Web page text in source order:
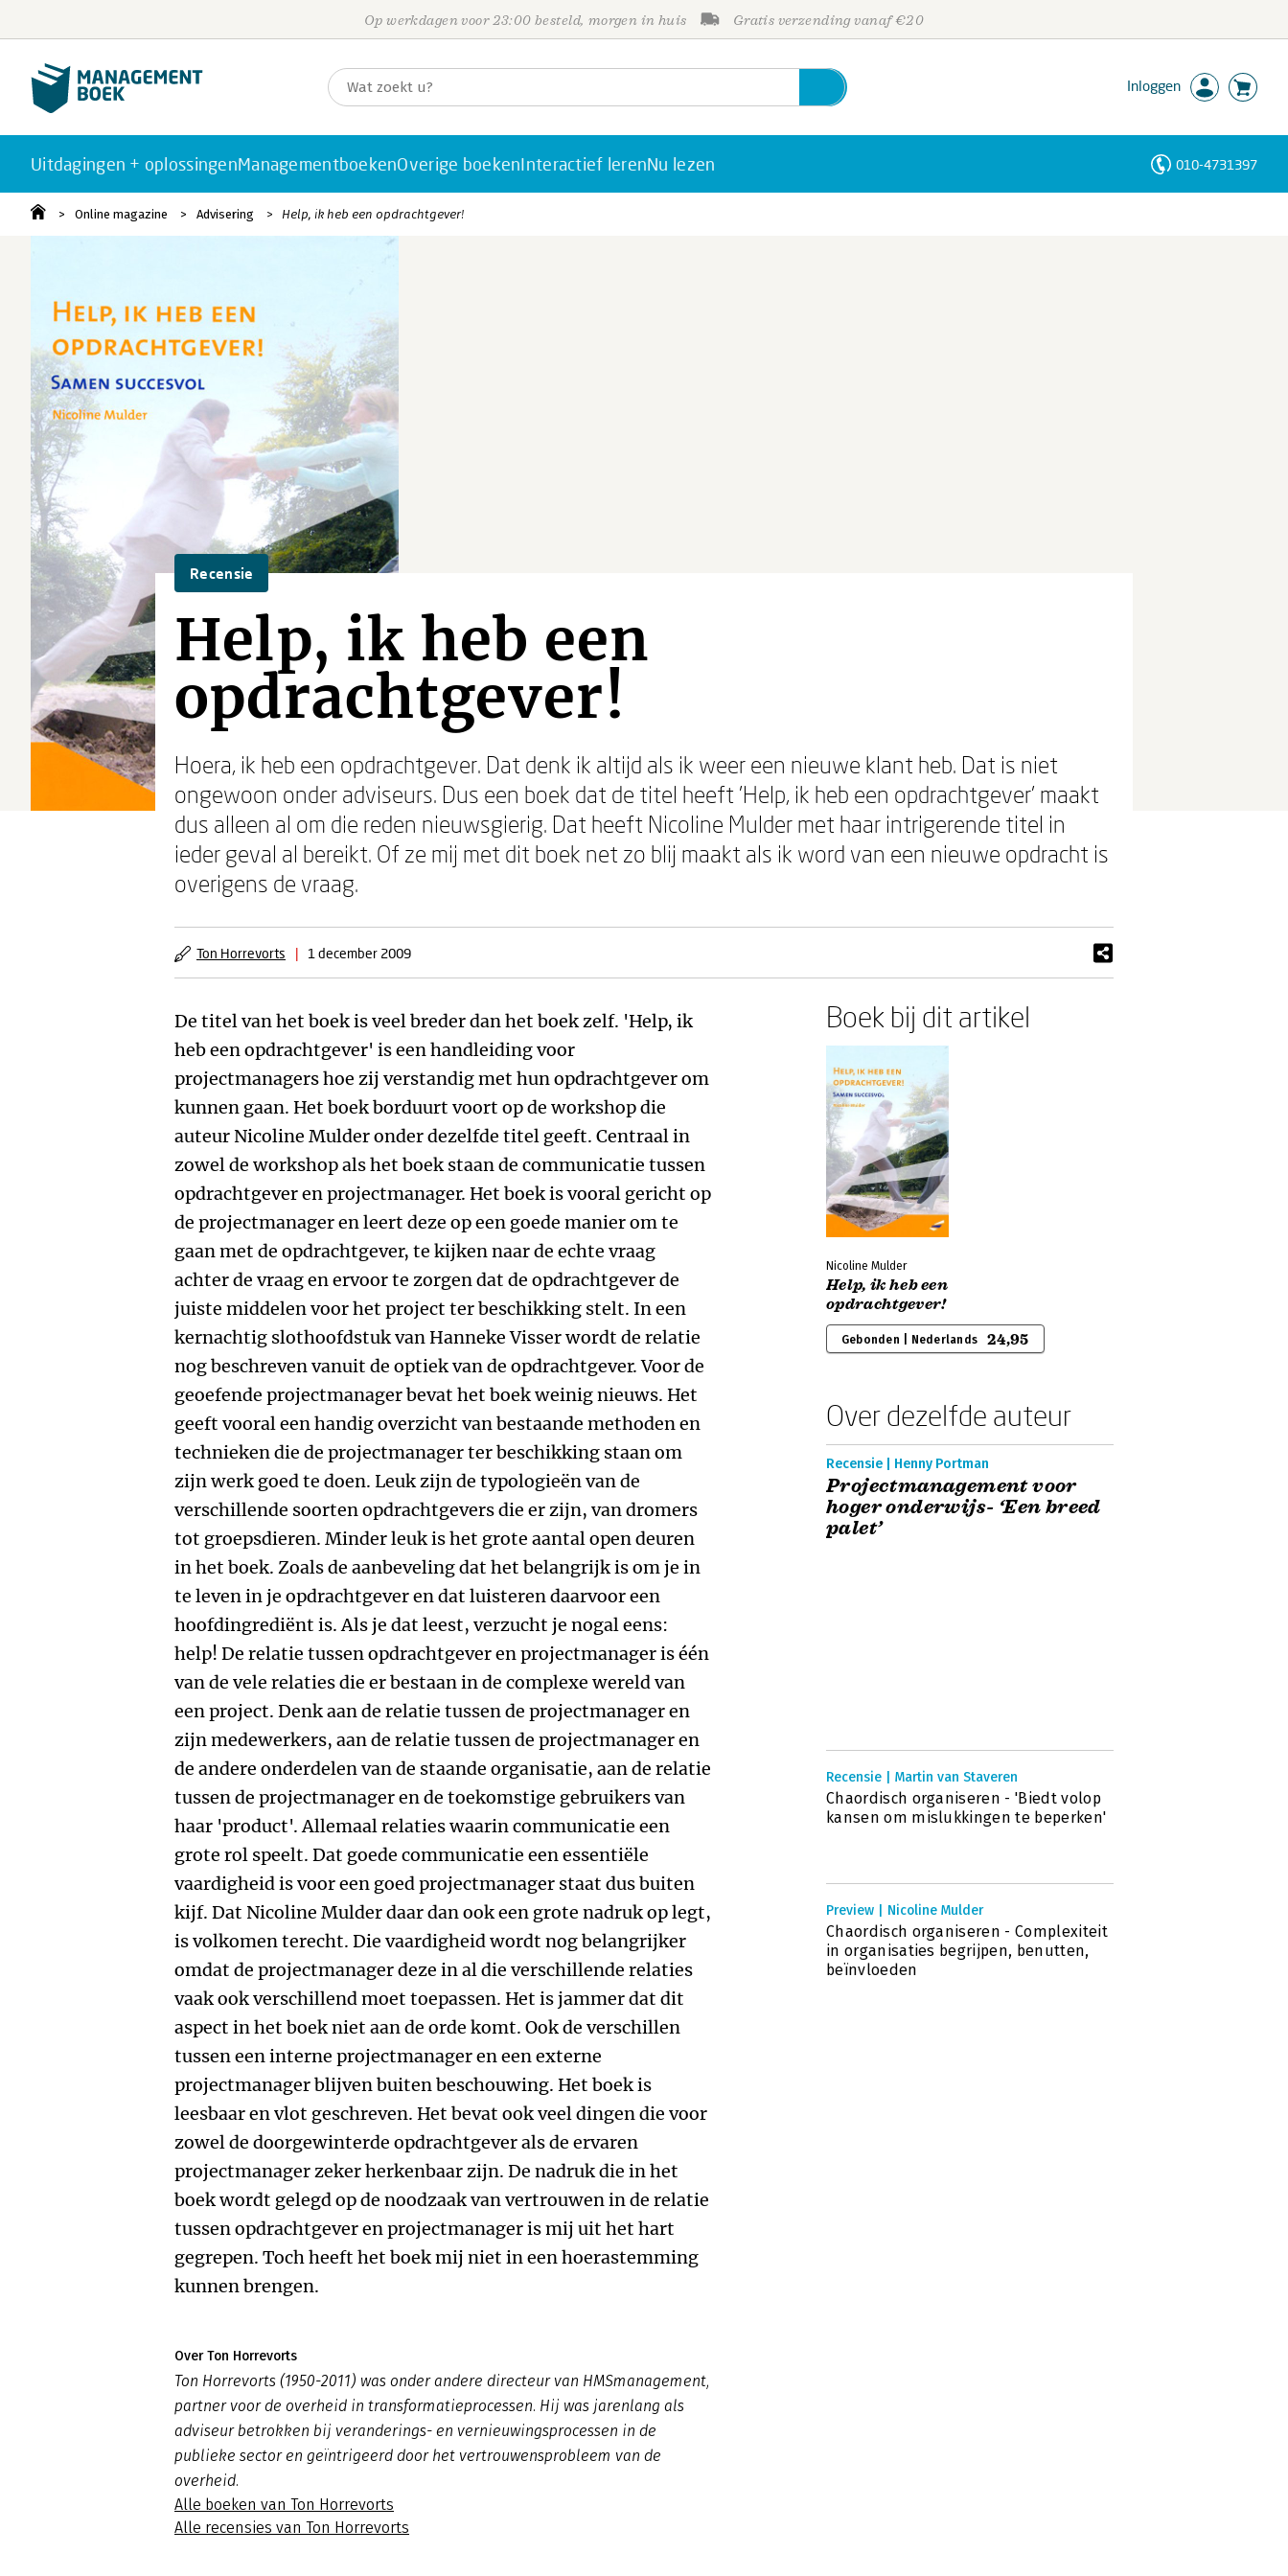
Op werkdagen voor 23:00 besteld, morgen in huis Gratis verzending vanaf €20
Inloggen
Uitdagingen + oplossingenManagementboekenOverige boekenInteractief lerenNu lezen 010-4731397
Online magazine Advisering Help, ik heb een opdrachtgever!
Recensie
Help, ik heb een
opdrachtgever!
Hoera, ik heb een opdrachtgever. Dat denk ik altijd als ik weer een nieuwe klant heb. Dat is niet
ongewoon onder adviseurs. Dus een boek dat de titel heeft 'Help, ik heb een opdrachtgever' maakt
dus alleen al om die reden nieuwsgierig. Dat heeft Nicoline Mulder met haar intrigerende titel in
ieder geval al bereikt. Of ze mij met dit boek net zo blij maakt als ik word van een nieuwe opdracht is
overigens de vraag.
Ton Horrevorts | 1 december 2009
De titel van het boek is veel breder dan het boek zelf. 'Help, ik
heb een opdrachtgever' is een handleiding voor
projectmanagers hoe zij verstandig met hun opdrachtgever om
kunnen gaan. Het boek borduurt voort op de workshop die
auteur Nicoline Mulder onder dezelfde titel geeft. Centraal in
zowel de workshop als het boek staan de communicatie tussen
opdrachtgever en projectmanager. Het boek is vooral gericht op
de projectmanager en leert deze op een goede manier om te
gaan met de opdrachtgever, te kijken naar de echte vraag
achter de vraag en ervoor te zorgen dat de opdrachtgever de
juiste middelen voor het project ter beschikking stelt. In een
kernachtig slothoofdstuk van Hanneke Visser wordt de relatie
nog beschreven vanuit de optiek van de opdrachtgever. Voor de
geoefende projectmanager bevat het boek weinig nieuws. Het
geeft vooral een handig overzicht van bestaande methoden en
technieken die de projectmanager ter beschikking staan om
zijn werk goed te doen. Leuk zijn de typologieën van de
verschillende soorten opdrachtgevers die er zijn, van dromers
tot groepsdieren. Minder leuk is het grote aantal open deuren
in het boek. Zoals de aanbeveling dat het belangrijk is om je in
te leven in je opdrachtgever en dat luisteren daarvoor een
hoofdingrediënt is. Als je dat leest, verzucht je nogal eens:
help! De relatie tussen opdrachtgever en projectmanager is één
van de vele relaties die er bestaan in de complexe wereld van
een project. Denk aan de relatie tussen de projectmanager en
zijn medewerkers, aan de relatie tussen de projectmanager en
de andere onderdelen van de staande organisatie, aan de relatie
tussen de projectmanager en de toekomstige gebruikers van
haar 'product'. Allemaal relaties waarin communicatie een
grote rol speelt. Dat goede communicatie een essentiële
vaardigheid is voor een goed projectmanager staat dus buiten
kijf. Dat Nicoline Mulder daar dan ook een grote nadruk op legt,
is volkomen terecht. Die vaardigheid wordt nog belangrijker
omdat de projectmanager deze in al die verschillende relaties
vaak ook verschillend moet toepassen. Het is jammer dat dit
aspect in het boek niet aan de orde komt. Ook de verschillen
tussen een interne projectmanager en een externe
projectmanager blijven buiten beschouwing. Het boek is
leesbaar en vlot geschreven. Het bevat ook veel dingen die voor
zowel de doorgewinterde opdrachtgever als de ervaren
projectmanager zeker herkenbaar zijn. De nadruk die in het
boek wordt gelegd op de noodzaak van vertrouwen in de relatie
tussen opdrachtgever en projectmanager is mij uit het hart
gegrepen. Toch heeft het boek mij niet in een hoerastemming
kunnen brengen.
Over Ton Horrevorts
Ton Horrevorts (1950-2011) was onder andere directeur van HMSmanagement,
partner voor de overheid in transformatieprocessen. Hij was jarenlang als
adviseur betrokken bij veranderings- en vernieuwingsprocessen in de
publieke sector en geïntrigeerd door het vertrouwensprobleem van de
overheid.
Alle boeken van Ton Horrevorts
Alle recensies van Ton Horrevorts
Boek bij dit artikel
Nicoline Mulder
Help, ik heb een
opdrachtgever!
Gebonden | Nederlands 24,95
Over dezelfde auteur
Recensie | Henny Portman
Projectmanagement voor
hoger onderwijs- ‘Een breed
palet’
Recensie | Martin van Staveren
Chaordisch organiseren - 'Biedt volop
kansen om mislukkingen te beperken'
Preview | Nicoline Mulder
Chaordisch organiseren - Complexiteit
in organisaties begrijpen, benutten,
beïnvloeden
Personen